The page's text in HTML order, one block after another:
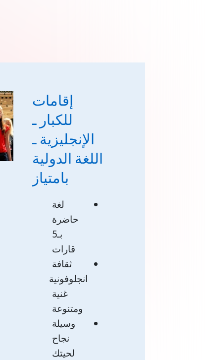
إقامات
للكبار ـ
الإنجليزية ـ
اللغة الدولية
بامتياز
لغة
حاضرة
بـ5
قارات
ثقافة
انجلوفونية
غنية
ومتنوعة
وسيلة
نجاح
لحيتك